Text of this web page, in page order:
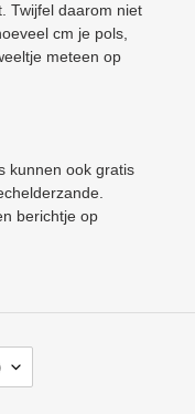
Twijfel daarom niet
cm je pols,
meteen op
kunnen ook gratis
berichtje op